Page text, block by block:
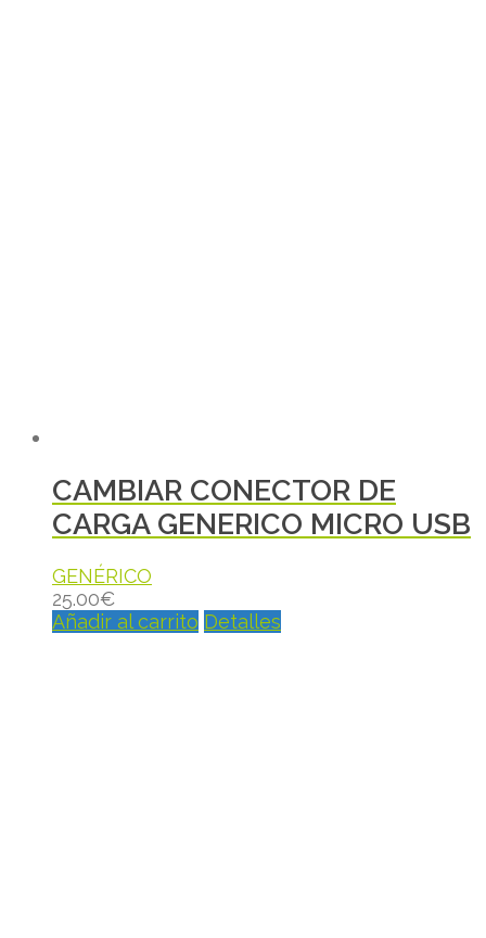
CAMBIAR CONECTOR DE
CARGA GENERICO MICRO USB
GENÉRICO
25.00€
Añadir al carrito Detalles